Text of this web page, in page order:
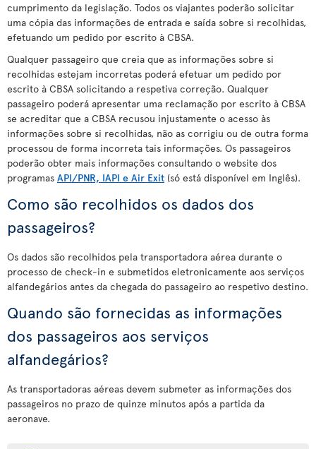
cumprimento da legislação. Todos os viajantes poderão solicitar
uma cópia das informações de entrada e saída sobre si recolhidas,
efetuando um pedido por escrito à CBSA.
Qualquer passageiro que creia que as informações sobre si
recolhidas estejam incorretas poderá efetuar um pedido por
escrito à CBSA solicitando a respetiva correção. Qualquer
passageiro poderá apresentar uma reclamação por escrito à CBSA
se acreditar que a CBSA recusou injustamente o acesso às
informações sobre si recolhidas, não as corrigiu ou de outra forma
processou de forma incorreta tais informações. Os passageiros
poderão obter mais informações consultando o website dos
programas API/PNR, IAPI e Air Exit (só está disponível em Inglês).
Como são recolhidos os dados dos
passageiros?
Os dados são recolhidos pela transportadora aérea durante o
processo de check-in e submetidos eletronicamente aos serviços
alfandegários antes da chegada do passageiro ao respetivo destino.
Quando são fornecidas as informações
dos passageiros aos serviços
alfandegários?
As transportadoras aéreas devem submeter as informações dos
passageiros no prazo de quinze minutos após a partida da
aeronave.